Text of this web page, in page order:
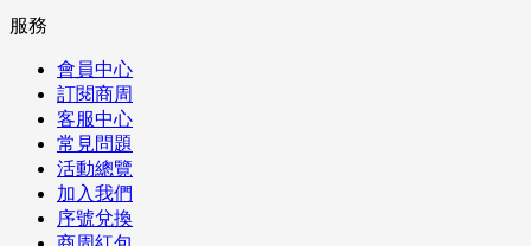
服務
會員中心
訂閱商周
客服中心
常見問題
活動總覽
加入我們
序號兌換